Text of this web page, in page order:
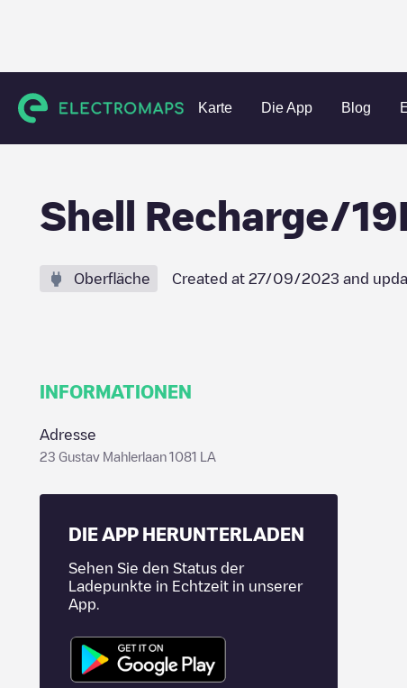
Karte Die App Blog
Charging stations Niederlande Amsterdam Amsterdam
Shell Recharge/
Oberfläche Created at 27/09/2023 and
INFORMATIONEN
Adresse
23 Gustav Mahlerlaan 1081 LA
DIE APP HERUNTERLADEN
Sehen Sie den Status der
Ladepunkte in Echtzeit in unserer
App.